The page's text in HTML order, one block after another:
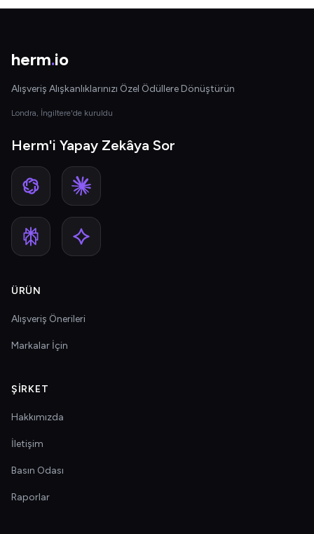
herm.io
Alışveriş Alışkanlıklarınızı Özel Ödüllere Dönüştürün
Londra, İngiltere'de kuruldu
Herm'i Yapay Zekâya Sor
ÜRÜN
Alışveriş Önerileri
Markalar İçin
ŞIRKET
Hakkımızda
İletişim
Basın Odası
Raporlar